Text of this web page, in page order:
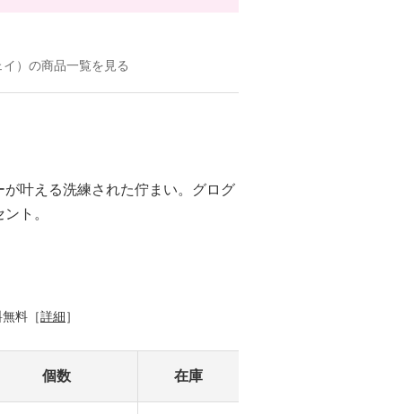
）の商品一覧を見る
叶える洗練された佇まい。グログ
ト。
料［詳細 ］
個数 在庫